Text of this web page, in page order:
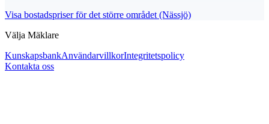
Visa bostadspriser för det större området (Nässjö)
Välja Mäklare
KunskapsbankAnvändarvillkorIntegritetspolicy
Kontakta oss